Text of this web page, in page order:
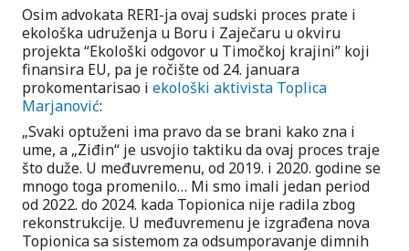
Osim advokata RERI-ja ovaj sudski proces prate i
ekološka udruženja u Boru i Zaječaru u okviru
projekta “Ekološki odgovor u Timočkoj krajini” koji
finansira EU, pa je ročište od 24. januara
prokomentarisao i ekološki aktivista Toplica
Marjanović:
„Svaki optuženi ima pravo da se brani kako zna i
ume, a „Ziđin“ je usvojio taktiku da ovaj proces traje
što duže. U međuvremenu, od 2019. i 2020. godine se
mnogo toga promenilo… Mi smo imali jedan period
od 2022. do 2024. kada Topionica nije radila zbog
rekonstrukcije. U međuvremenu je izgrađena nova
Topionica sa sistemom za odsumporavanje dimnih